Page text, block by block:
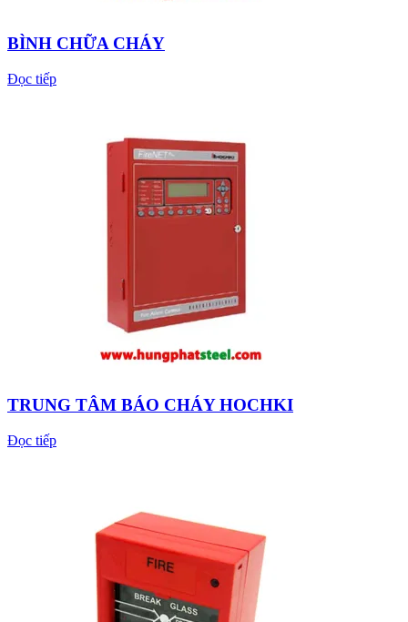
BÌNH CHỮA CHÁY
Đọc tiếp
TRUNG TÂM BÁO CHÁY HOCHKI
Đọc tiếp